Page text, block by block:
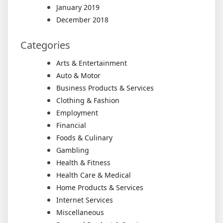
January 2019
December 2018
Categories
Arts & Entertainment
Auto & Motor
Business Products & Services
Clothing & Fashion
Employment
Financial
Foods & Culinary
Gambling
Health & Fitness
Health Care & Medical
Home Products & Services
Internet Services
Miscellaneous